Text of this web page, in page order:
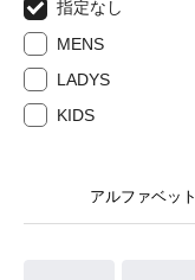
指定なし
MENS
LADYS
KIDS
アルファベット